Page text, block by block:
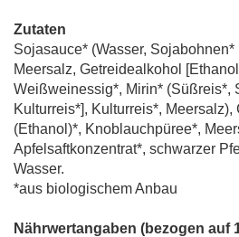
Zutaten
Sojasauce* (Wasser, Sojabohnen*
Meersalz, Getreidealkohol
Weißweinessig*, Mirin* (Süßreis*,
Kulturreis*], Kulturreis*, Meersalz),
(Ethanol)*, Knoblauchpüree*,
Apfelsaftkonzentrat*, schwarzer
Wasser.
*aus biologischem Anbau
Nährwertangaben (bezogen auf